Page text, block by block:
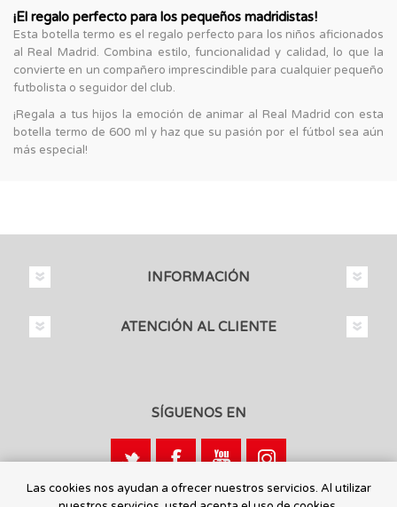
¡El regalo perfecto para los pequeños madridistas!
Esta botella termo es el regalo perfecto para los niños aficionados
al Real Madrid. Combina estilo, funcionalidad y calidad, lo que la
convierte en un compañero imprescindible para cualquier pequeño
futbolista o seguidor del club.
¡Regala a tus hijos la emoción de animar al Real Madrid con esta
botella termo de 600 ml y haz que su pasión por el fútbol sea aún
más especial!
INFORMACIÓN
ATENCIÓN AL CLIENTE
SÍGUENOS EN
Las cookies nos ayudan a ofrecer nuestros servicios. Al utilizar